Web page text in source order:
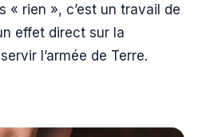
« rien », c’est un travail de
effet direct sur la
l’armée de Terre.